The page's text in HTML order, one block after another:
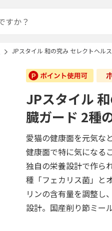
JPスタイル 和の究み セレクトヘル
JPスタイル
臓ガード 2種
愛猫の健康面を元気な
健康面で特に気になる
独自の栄養設計で作ら
種「フェカリス菌」と
リンの含有量を調整し
設計。国産削り節ミー